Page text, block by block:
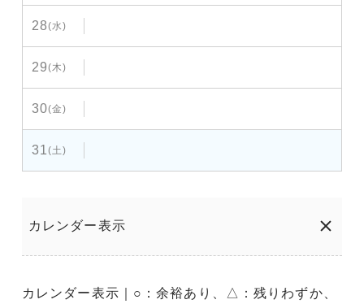
28(水)
29(木)
30(金)
31(土)
カレンダー表示
カレンダー表示｜○：余裕あり、△：残りわずか、